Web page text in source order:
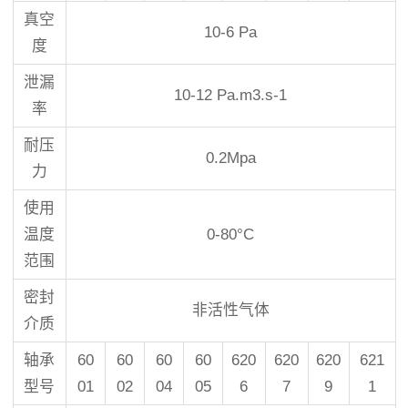
真空
度
10-6 Pa
泄漏
率
10-12 Pa.m3.s-1
耐压
力
0.2Mpa
使用
温度
范围
0-80°C
密封
介质
非活性气体
轴承
型号
60
01
60
02
60
04
60
05
620
6
620
7
620
9
621
1